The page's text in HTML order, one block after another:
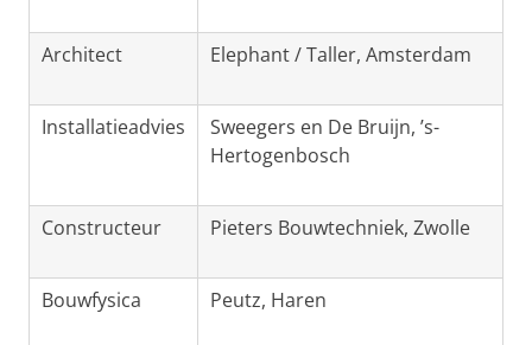
Architect Elephant / Taller, Amsterdam
Installatieadvies
Sweegers en De Bruijn, ’s-
Hertogenbosch
Constructeur Pieters Bouwtechniek, Zwolle
Bouwfysica Peutz, Haren